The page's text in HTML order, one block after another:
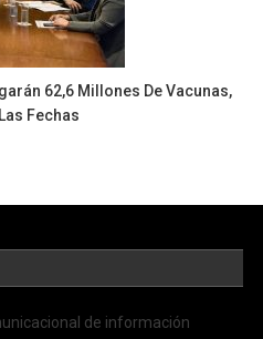
62,6 Millones De Vacunas,
Fechas
de información